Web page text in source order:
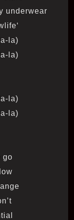
underwear
‘Cause I’m a lowlife, lowlife
la)
la)
la)
la)
go